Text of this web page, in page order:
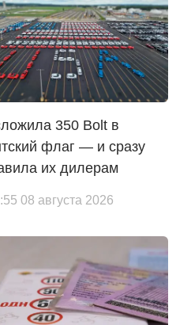
350 Bolt в
флаг — и сразу
их дилерам
08 августа 2026